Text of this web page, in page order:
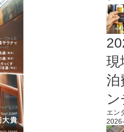
現
泊
エン